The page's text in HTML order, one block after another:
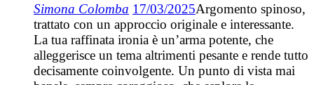
Simona Colomba 17/03/2025Argomento spinoso,
trattato con un approccio originale e interessante.
La tua raffinata ironia è un’arma potente, che
alleggerisce un tema altrimenti pesante e rende tutto
decisamente coinvolgente. Un punto di vista mai